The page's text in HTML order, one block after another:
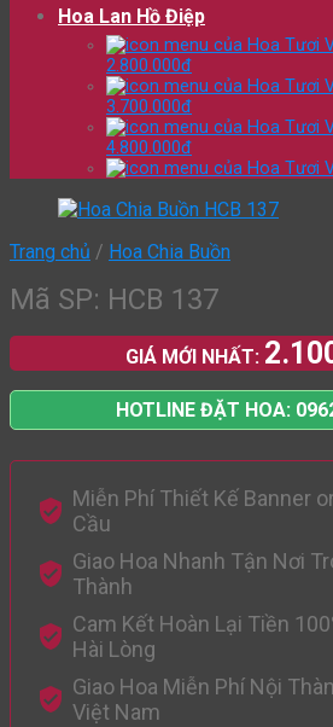
Hoa Lan Hồ Điệp
2.800.000đ
3.700.000đ
4.800.000đ
Trang chủ / Hoa Chia Buồn
Mã SP: HCB 137
GIÁ MỚI NHẤT:
HOTLINE ĐẶT HOA:
Miễn Phí Thiết Kế Banner
Cầu
Giao Hoa Nhanh Tận Nơi
Thành
Cam Kết Hoàn Lại Tiền
Hài Lòng
Giao Hoa Miễn Phí Nội
Việt Nam